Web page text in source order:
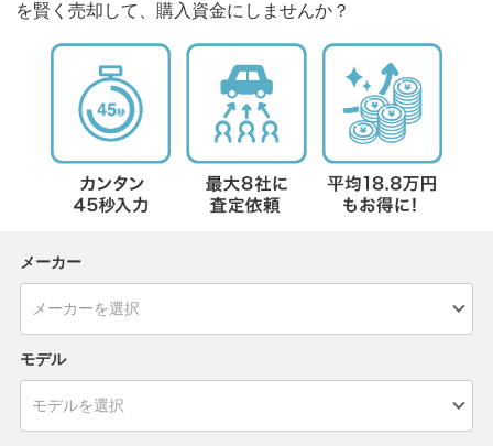
を賢く売却して、購入資金にしませんか？
メーカー
モデル